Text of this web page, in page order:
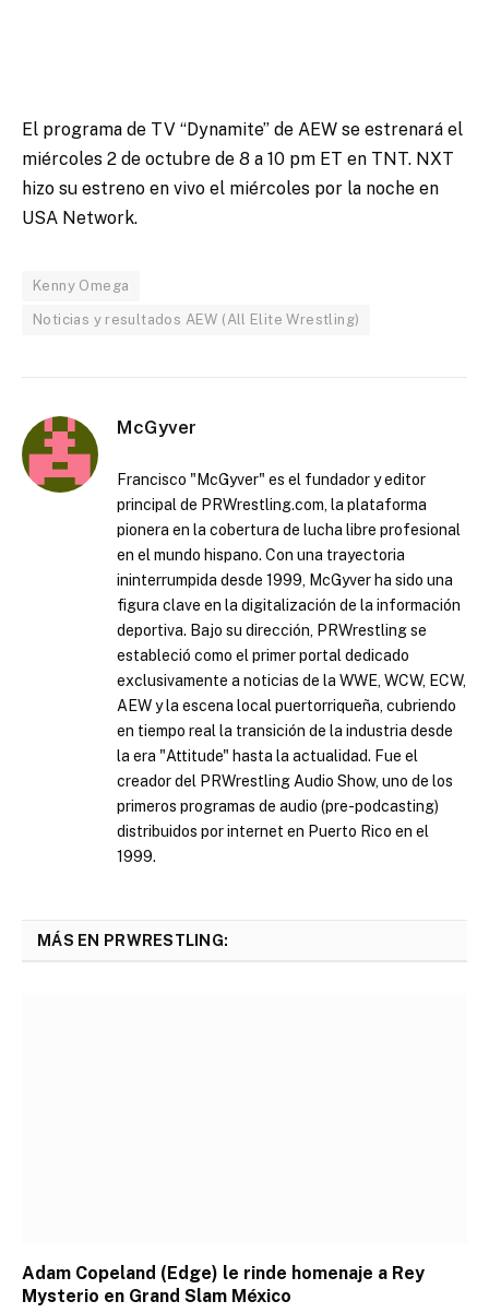
El programa de TV “Dynamite” de AEW se estrenará el
miércoles 2 de octubre de 8 a 10 pm ET en TNT. NXT
hizo su estreno en vivo el miércoles por la noche en
USA Network.
Kenny Omega
Noticias y resultados AEW (All Elite Wrestling)
McGyver
Francisco "McGyver" es el fundador y editor
principal de PRWrestling.com, la plataforma
pionera en la cobertura de lucha libre profesional
en el mundo hispano. Con una trayectoria
ininterrumpida desde 1999, McGyver ha sido una
figura clave en la digitalización de la información
deportiva. Bajo su dirección, PRWrestling se
estableció como el primer portal dedicado
exclusivamente a noticias de la WWE, WCW, ECW,
AEW y la escena local puertorriqueña, cubriendo
en tiempo real la transición de la industria desde
la era "Attitude" hasta la actualidad. Fue el
creador del PRWrestling Audio Show, uno de los
primeros programas de audio (pre-podcasting)
distribuidos por internet en Puerto Rico en el
1999.
MÁS EN PRWRESTLING:
Adam Copeland (Edge) le rinde homenaje a Rey
Mysterio en Grand Slam México